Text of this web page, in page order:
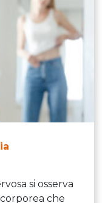
si osserva
che